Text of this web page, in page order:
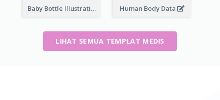
Baby Bottle Illustration Human Body Data
LIHAT SEMUA TEMPLAT MEDIS